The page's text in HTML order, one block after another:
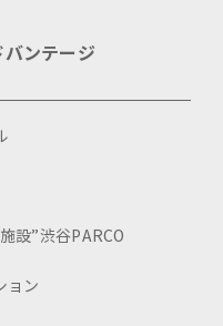
ンテージ
設”渋谷PARCO
ョン